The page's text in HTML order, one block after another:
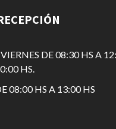
DE 08:30 HS A
HS.
08:00 HS A 13:00 HS